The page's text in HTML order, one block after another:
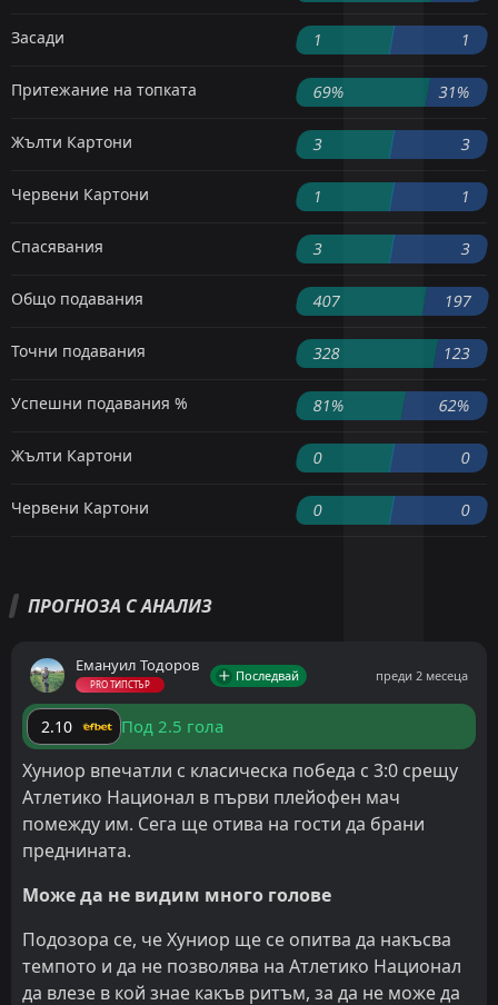
Засади 1 1
Притежание на топката 69% 31%
Жълти Картони 3 3
Червени Картони 1 1
Спасявания 3 3
Общо подавания 407 197
Точни подавания 328 123
Успешни подавания % 81% 62%
Жълти Картони 0 0
Червени Картони 0 0
ПРОГНОЗА С АНАЛИЗ
Емануил Тодоров
PRO ТИПСТЪР
Последвай преди 2 месеца
2.10 Под 2.5 гола
Хуниор впечатли с класическа победа с 3:0 срещу
Атлетико Национал в първи плейофен мач
помежду им. Сега ще отива на гости да брани
преднината.
Може да не видим много голове
Подозора се, че Хуниор ще се опитва да накъсва
темпото и да не позволява на Атлетико Национал
да влезе в кой знае какъв ритъм, за да не може да